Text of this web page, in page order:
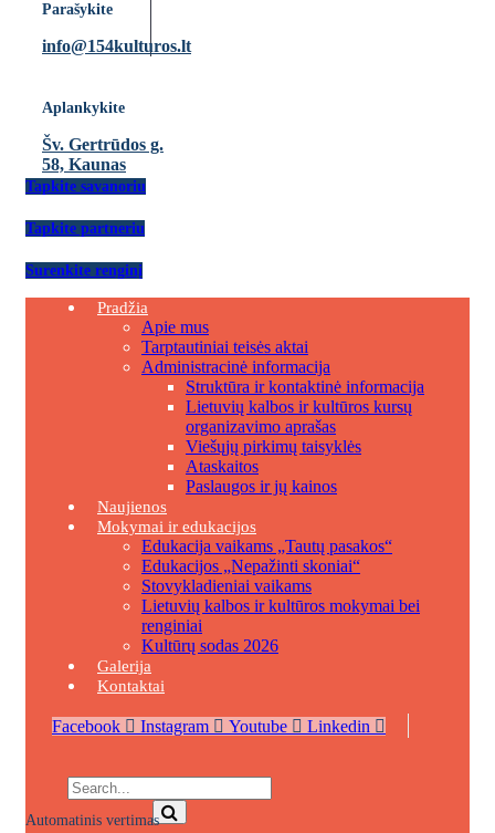
Parašykite
info@154kulturos.lt
Aplankykite
Šv. Gertrūdos g.
58, Kaunas
Tapkite savanoriu
Tapkite partneriu
Surenkite renginį
Pradžia
Apie mus
Tarptautiniai teisės aktai
Administracinė informacija
Struktūra ir kontaktinė informacija
Lietuvių kalbos ir kultūros kursų
organizavimo aprašas
Viešųjų pirkimų taisyklės
Ataskaitos
Paslaugos ir jų kainos
Naujienos
Mokymai ir edukacijos
Edukacija vaikams „Tautų pasakos“
Edukacijos „Nepažinti skoniai“
Stovykladieniai vaikams
Lietuvių kalbos ir kultūros mokymai bei
renginiai
Kultūrų sodas 2026
Galerija
Kontaktai
Facebook Instagram Youtube Linkedin
Automatinis vertimas